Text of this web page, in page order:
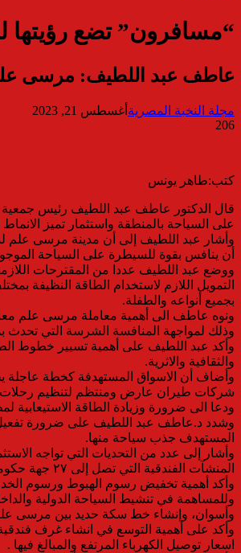
“مسافرون” تضع رؤيتها
عاطف عبد اللطيف: مرسى علم
مجلة النخبة المصرية أغسطس 21, 2023
206
كتب:طاهر يونس
قال الدكتور عاطف عبد اللطيف رئيس
على السياحة بالمنطقة واستثمار تميز
وأشار عبد اللطيف إلى أن مدينة مرسى علم
أن ينافس بقوة للسيطرة على السياحة
ووضع عبد اللطيف عددا من المقترحات
التمويل اللازم لاستخدام الطاقة النظيفة
بجميع أنواعه والطفلة.
ونوه عاطف الى أهمية معاملة مرسى علم
وذلك لمواجهة المنافسة الشرسة التي تحدث
وأكد عبد اللطيف على أهمية تسيير خطوط
والثقافية والاثرية.
وأضاف أن الاسواق المستهدفة كخطة عاجلة
شركات طيران عارض ومنتظم لتنظيم رحلات
ودعا الى ضرورة وزيادة الطاقة
وشدد د.عاطف عبد اللطيف على ضرورة
المستهدف جذب سياحة منها.
وأشار إلى عدد من التحديات التي تواجه
المنشآت الفندقية التي تصل إلى ٢٧ جهة حكومية وكذلك تعدد الجهات التي نحتاج كمستثمرين أن تكون موجودة من خلال تفعيل نظام الشباك الواحد للحصول على الموافقات والتراخيص من مكان واحد.
وأكد أهمية تخفيض رسوم الهبوط ورسوم
وللمساهمة في تنشيط السياحة الدولية
وأسوان، وإنشاء خط سكة حديد بين مرسى
وأكد على أهمية التوسع في انشاء غرف
اسعار توصيل الكهرباء المرتفع والمبالغ فيها .